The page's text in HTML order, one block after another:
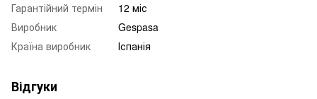
Гарантійний термін
12 міс
Виробник
Gespasa
Країна виробник
Іспанія
Відгуки